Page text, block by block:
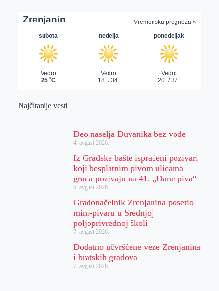
Najčitanije vesti
Deo naselja Duvanika bez vode
4. avgust 2026.
Iz Gradske bašte ispraćeni pozivari
koji besplatnim pivom ulicama
grada pozivaju na 41. „Dane piva“
5. avgust 2026.
Gradonačelnik Zrenjanina posetio
mini-pivaru u Srednjoj
poljoprivrednoj školi
7. avgust 2026.
Dodatno učvršćene veze Zrenjanina
i bratskih gradova
7. avgust 2026.